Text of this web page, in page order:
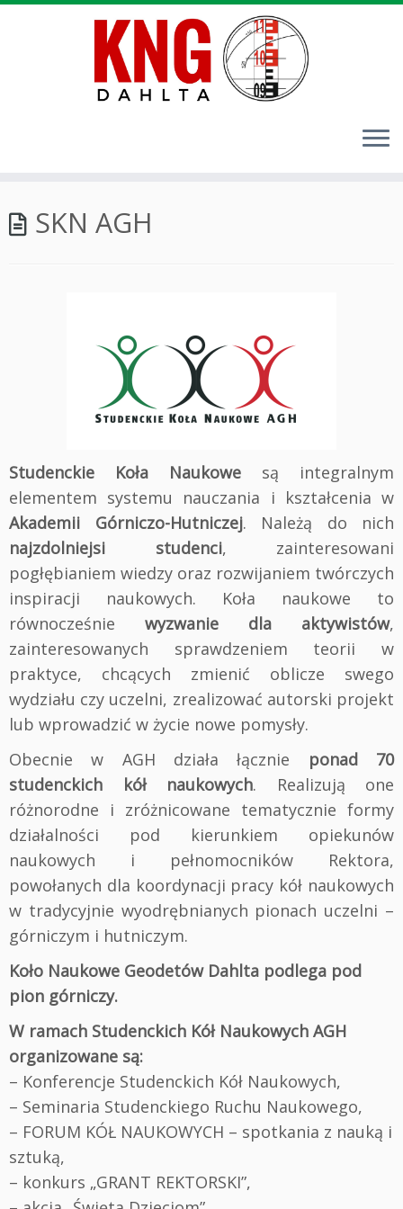
do
treści
SKN AGH
Studenckie Koła Naukowe są integralnym
elementem systemu nauczania i kształcenia w
Akademii Górniczo-Hutniczej. Należą do nich
najzdolniejsi studenci, zainteresowani
pogłębianiem wiedzy oraz rozwijaniem twórczych
inspiracji naukowych. Koła naukowe to
równocześnie wyzwanie dla aktywistów,
zainteresowanych sprawdzeniem teorii w
praktyce, chcących zmienić oblicze swego
wydziału czy uczelni, zrealizować autorski projekt
lub wprowadzić w życie nowe pomysły.
Obecnie w AGH działa łącznie ponad 70
studenckich kół naukowych. Realizują one
różnorodne i zróżnicowane tematycznie formy
działalności pod kierunkiem opiekunów
naukowych i pełnomocników Rektora,
powołanych dla koordynacji pracy kół naukowych
w tradycyjnie wyodrębnianych pionach uczelni –
górniczym i hutniczym.
Koło Naukowe Geodetów Dahlta podlega pod
pion górniczy.
W ramach Studenckich Kół Naukowych AGH
organizowane są:
– Konferencje Studenckich Kół Naukowych,
– Seminaria Studenckiego Ruchu Naukowego,
– FORUM KÓŁ NAUKOWYCH – spotkania z nauką i
sztuką,
– konkurs „GRANT REKTORSKI”,